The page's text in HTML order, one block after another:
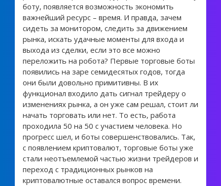
боту, появляется возможность экономить
важнейший ресурс – время. И правда, зачем
сидеть за монитором, следить за движением
рынка, искать удачные моменты для входа и
выхода из сделки, если это все можно
переложить на робота? Первые торговые боты
появились на заре семидесятых годов, тогда
они были довольно примитивны. В их
функционал входило дать сигнал трейдеру о
изменениях рынка, а он уже сам решал, стоит ли
начать торговать или нет. То есть, работа
проходила 50 на 50 с участием человека. Но
прогресс шел, и боты совершенствовались. Так,
с появлением криптовалют, торговые боты уже
стали неотъемлемой частью жизни трейдеров и
переход с традиционных рынков на
криптовалютные оставался вопрос времени.